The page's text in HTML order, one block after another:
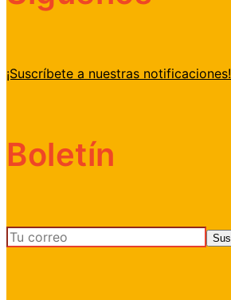
¡Suscríbete a nuestras notificaciones!
Boletín